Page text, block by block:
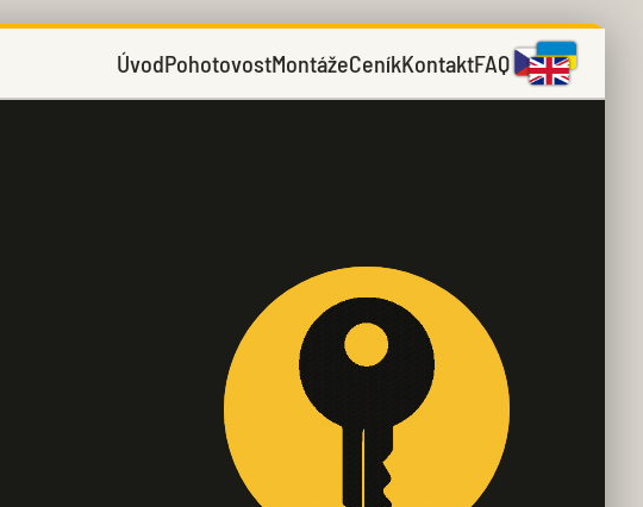
ÚvodPohotovostMontážeCeníkKontaktFAQ